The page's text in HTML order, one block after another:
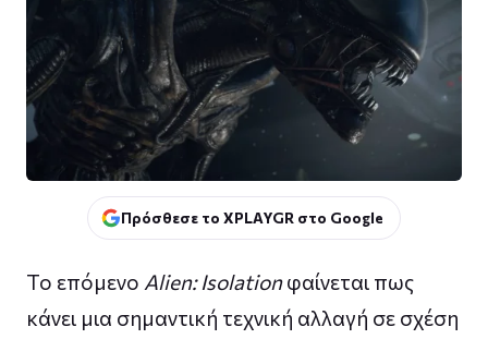
Πρόσθεσε το XPLAYGR στο Google
Το επόμενο Alien: Isolationφαίνεται πως
κάνει μια σημαντική τεχνική αλλαγή σε σχέση